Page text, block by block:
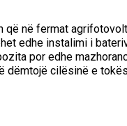
që në fermat
edhe instalimi i
por edhe
dëmtojë cilësinë e tokës